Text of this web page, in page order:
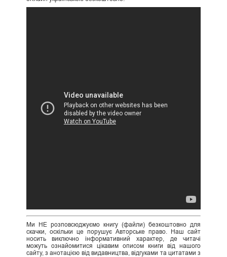
Ми НЕ розповсюджуємо книгу (файли) безкоштовно для
скачки, оскільки це порушує Авторське право. Наш сайт
носить виключно інформативний характер, де читачі
можуть ознайомитися цікавим описом книги від нашого
сайту, з анотацією від видавництва, відгуками та цитатами з